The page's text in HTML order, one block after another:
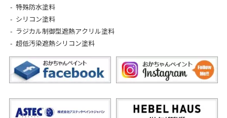
特殊防水塗料
シリコン塗料
ラジカル制御型遮熱アクリル塗料
超低汚染遮熱シリコン塗料